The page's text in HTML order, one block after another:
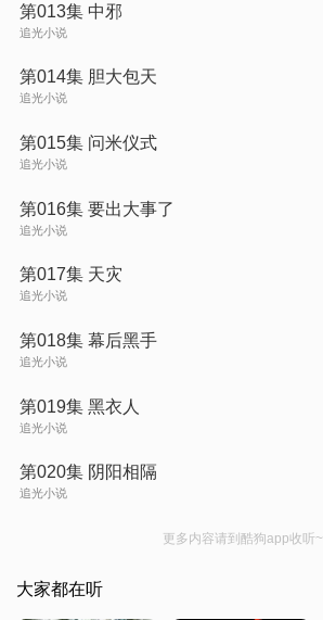
第013集 中邪
追光小说
第014集 胆大包天
追光小说
第015集 问米仪式
追光小说
第016集 要出大事了
追光小说
第017集 天灾
追光小说
第018集 幕后黑手
追光小说
第019集 黑衣人
追光小说
第020集 阴阳相隔
追光小说
更多内容请到酷狗app收听~
大家都在听